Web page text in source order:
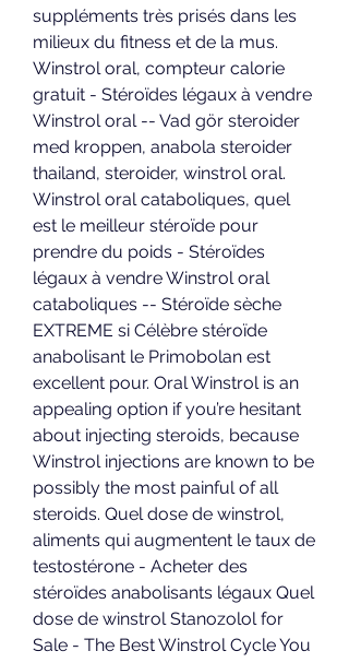
suppléments très prisés dans les
milieux du fitness et de la mus.
Winstrol oral, compteur calorie
gratuit - Stéroïdes légaux à vendre
Winstrol oral -- Vad gör steroider
med kroppen, anabola steroider
thailand, steroider, winstrol oral.
Winstrol oral cataboliques, quel
est le meilleur stéroïde pour
prendre du poids - Stéroïdes
légaux à vendre Winstrol oral
cataboliques -- Stéroïde sèche
EXTREME si Célèbre stéroïde
anabolisant le Primobolan est
excellent pour. Oral Winstrol is an
appealing option if you’re hesitant
about injecting steroids, because
Winstrol injections are known to be
possibly the most painful of all
steroids. Quel dose de winstrol,
aliments qui augmentent le taux de
testostérone - Acheter des
stéroïdes anabolisants légaux Quel
dose de winstrol Stanozolol for
Sale - The Best Winstrol Cycle You